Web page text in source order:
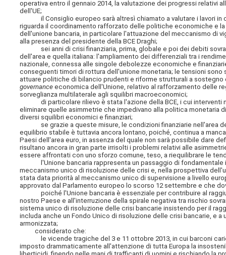
operativa entro il gennaio 2014, la valutazione dei progressi relativi
dell'UE;
il Consiglio europeo sarà altresì chiamato a valutare i lavori in
riguarda il coordinamento rafforzato delle politiche economiche e
dell'unione bancaria, in particolare l'attuazione del meccanismo di
alla presenza del presidente della BCE Draghi;
sei anni di crisi finanziaria, prima, globale e poi dei debiti
dell'area e quella italiana: l'ampliamento dei differenziali tra i
nazionale, connessa alle singole debolezze economiche e
conseguenti timori di rottura dell'unione monetaria; le tensioni
attuare politiche di bilancio prudenti e riforme strutturali a
governance economica dell'Unione, relativo al rafforzamento delle
sorveglianza multilaterale agli squilibri macroeconomici;
di particolare rilievo è stata l'azione della BCE, i cui interventi
eliminare quelle asimmetrie che impedivano alla politica
diversi squilibri economici e finanziari;
se grazie a queste misure, le condizioni finanziarie nell'area
equilibrio stabile è tuttavia ancora lontano, poiché, continua a
Paesi dell'area euro, in assenza del quale non sarà possibile dare
risultano ancora in gran parte irrisolti i problemi relativi alle
essere affrontati con uno sforzo comune, teso, a riequilibrare le
l'Unione bancaria rappresenta un passaggio di fondamentale
meccanismo unico di risoluzione delle crisi e, nella prospettiva
stata data priorità al meccanismo unico di supervisione a livello
approvato dal Parlamento europeo lo scorso 12 settembre e che
poiché l'Unione bancaria è essenziale per contribuire al
nostro Paese e all'interruzione della spirale negativa tra rischio
sistema unico di risoluzione delle crisi bancarie insistendo per il
includa anche un Fondo Unico di risoluzione delle crisi bancarie, e
armonizzata;
considerato che:
le vicende tragiche del 3 e 11 ottobre 2013, in cui barconi
imposto drammaticamente all'attenzione di tutta Europa la